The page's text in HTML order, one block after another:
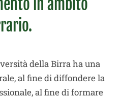
in ambito
della Birra ha una
al fine di diffondere la
al fine di formare